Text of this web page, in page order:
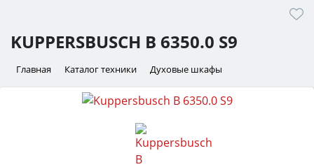
KUPPERSBUSCH B 6350.0 S9
Главная Каталог техники Духовые шкафы